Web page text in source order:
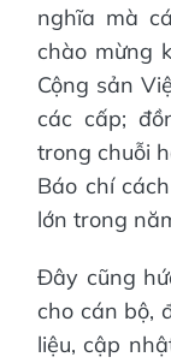
nghĩa mà
chào mừng
Cộng sản
các cấp;
trong chuỗi
Báo chí
lớn trong
Đây cũng
cho cán bộ,
liệu, cập